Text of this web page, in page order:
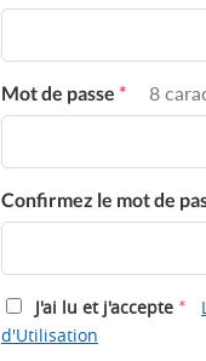
Mot de passe * 8
Confirmez le mot de
J'ai lu et j'accepte *
d'Utilisation